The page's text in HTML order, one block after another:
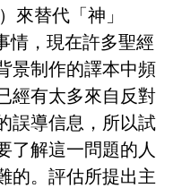
來替代「神」
情，現在許多聖經
景制作的譯本中頻
經有太多來自反對
誤導信息，所以試
了解這一問題的人
的。評估所提出主